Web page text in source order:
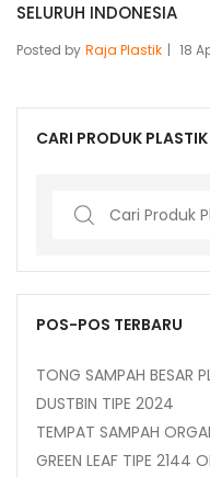
SELURUH INDONESIA
Posted by Raja Plastik 18
CARI PRODUK PLASTIK
Search
POS-POS TERBARU
TONG SAMPAH BESAR
DUSTBIN TIPE 2024
TEMPAT SAMPAH
GREEN LEAF TIPE 2144